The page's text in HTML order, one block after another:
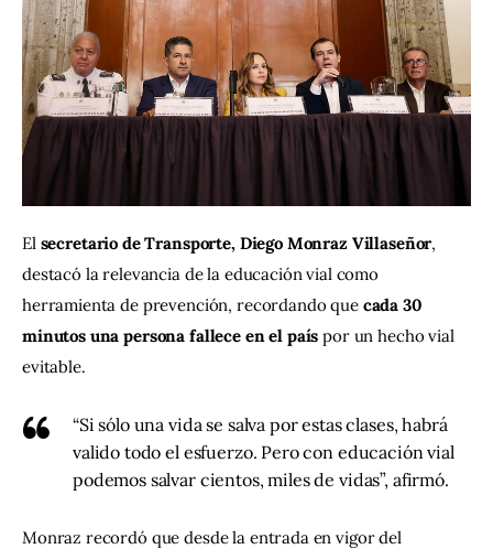
El secretario de Transporte, Diego Monraz Villaseñor,
destacó la relevancia de la educación vial como
herramienta de prevención, recordando que cada 30
minutos una persona fallece en el país por un hecho vial
evitable.
“Si sólo una vida se salva por estas clases, habrá
valido todo el esfuerzo. Pero con educación vial
podemos salvar cientos, miles de vidas”, afirmó.
Monraz recordó que desde la entrada en vigor del